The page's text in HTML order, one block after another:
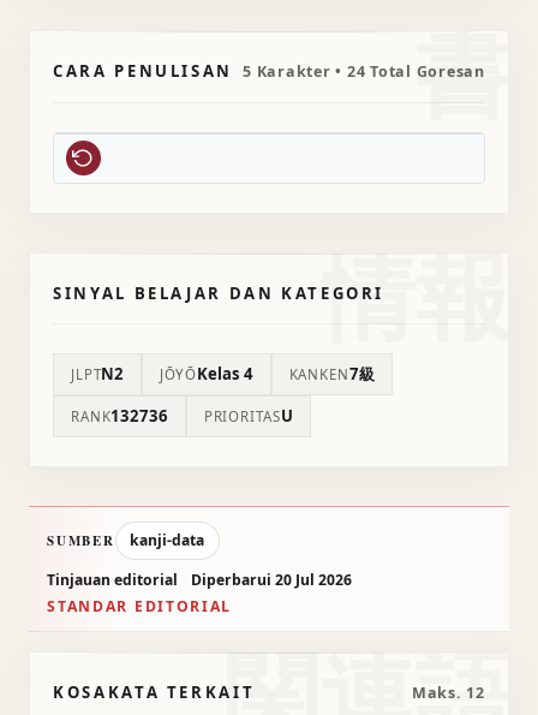
書
CARA PENULISAN 5 Karakter • 24 Total Goresan
情報
SINYAL BELAJAR DAN KATEGORI
JLPTN2 JŌYŌKelas 4 KANKEN7級
RANK132736 PRIORITASU
SUMBER
kanji-data
Tinjauan editorial
Diperbarui 20 Jul 2026
STANDAR EDITORIAL
KOSAKATA TERKAIT Maks. 12